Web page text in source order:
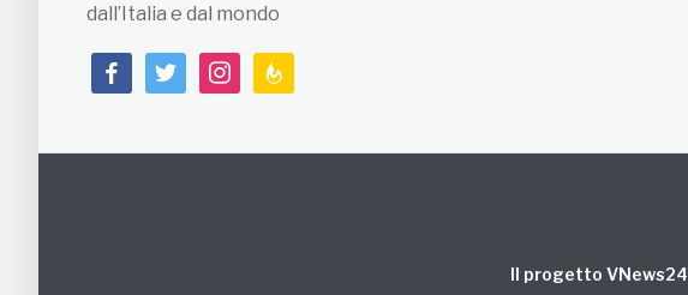
dall’Italia e dal mondo
facebooktwitterinstagramfeedburner
Il progetto VNews24